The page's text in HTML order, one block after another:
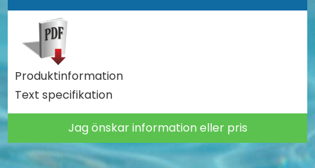
Produktinformation
Text specifikation
Jag önskar information eller pris